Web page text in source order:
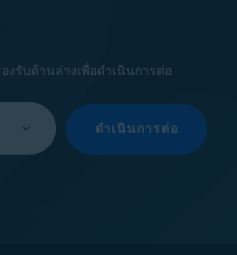
งรับด้านล่างเพื่อดำเนินการต่อ
ดำเนินการต่อ